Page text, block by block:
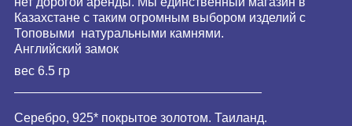
Казахстане с таким огромным выбором изделий с
Топовыми натуральными камнями.
Английский замок
вес 6.5 гр
Серебро, 925* покрытое золотом. Таиланд.